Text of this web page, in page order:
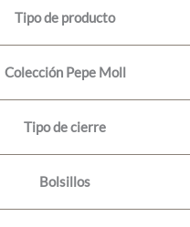
Tipo de producto
Colección Pepe Moll
Tipo de cierre
Bolsillos